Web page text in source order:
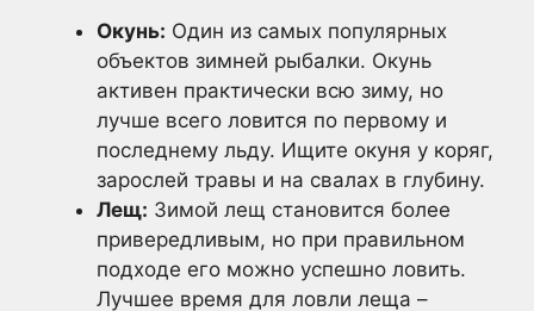
Окунь: Один из самых популярных
объектов зимней рыбалки. Окунь
активен практически всю зиму, но
лучше всего ловится по первому и
последнему льду. Ищите окуня у коряг,
зарослей травы и на свалах в глубину.
Лещ: Зимой лещ становится более
привередливым, но при правильном
подходе его можно успешно ловить.
Лучшее время для ловли леща –